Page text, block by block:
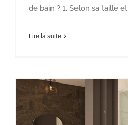
de bain ? 1. Selon sa taille et
Lire la suite